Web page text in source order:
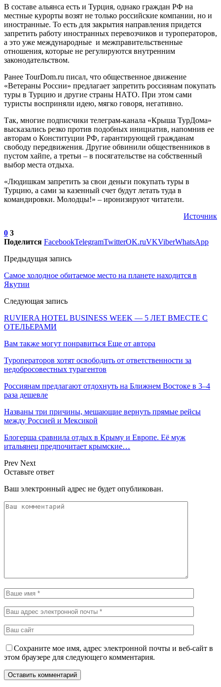
В составе альянса есть и Турция, однако граждан РФ на
местные курорты возят не только российские компании, но и
иностранные. То есть для закрытия направления придется
запретить работу иностранных перевозчиков и туроператоров,
а это уже международные и межправительственные
отношения, которые не регулируются внутренним
законодательством.
Ранее TourDom.ru писал, что общественное движение
«Ветераны России» предлагает запретить россиянам покупать
туры в Турцию и другие страны НАТО. При этом сами
туристы восприняли идею, мягко говоря, негативно.
Так, многие подписчики телеграм-канала «Крыша ТурДома»
высказались резко против подобных инициатив, напомнив ее
авторам о Конституции РФ, гарантирующей гражданам
свободу передвижения. Другие обвинили общественников в
пустом хайпе, а третьи – в посягательстве на собственный
выбор места отдыха.
«Людишкам запретить за свои деньги покупать туры в
Турцию, а сами за казенный счет будут летать туда в
командировки. Молодцы!» – иронизируют читатели.
Источник
0 3
Поделится FacebookTelegramTwitterOK.ruVKViberWhatsApp
Предыдущая запись
Самое холодное обитаемое место на планете находится в
Якутии
Следующая запись
RUVIERA HOTEL BUSINESS WEEK — 5 ЛЕТ ВМЕСТЕ С
ОТЕЛЬЕРАМИ
Вам также могут понравиться Еще от автора
Туроператоров хотят освободить от ответственности за
недобросовестных турагентов
Россиянам предлагают отдохнуть на Ближнем Востоке в 3–4
раза дешевле
Названы три причины, мешающие вернуть прямые рейсы
между Россией и Мексикой
Блогерша сравнила отдых в Крыму и Европе. Её муж
итальянец предпочитает крымские…
Prev Next
Оставьте ответ
Ваш электронный адрес не будет опубликован.
Сохраните мое имя, адрес электронной почты и веб-сайт в
этом браузере для следующего комментария.